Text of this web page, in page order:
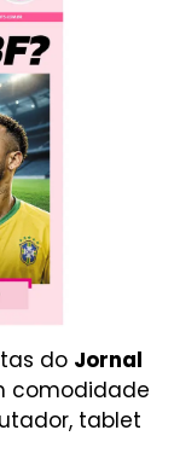
do Jornal
comodidade
tablet